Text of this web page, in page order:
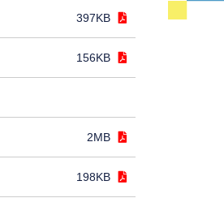
397KB
156KB
2MB
198KB